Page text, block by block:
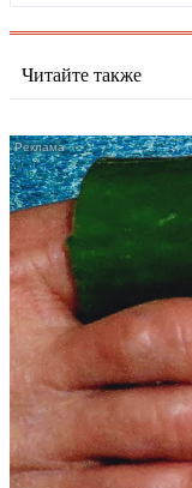
Читайте также